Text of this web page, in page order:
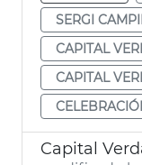
SERGI
CAPITAL
CAPITAL
Capital